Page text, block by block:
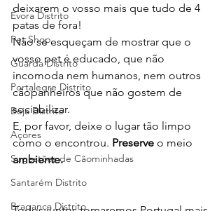
Évora Distrito
Pet Shop
Guarda Distrito
Portalegre Distrito
Beja Distrito
Açores
Sugestões de Cãominhadas
Santarém Distrito
Bragança Distrito
deixarem o vosso mais que tudo de 4
patas de fora!
Não se esqueçam de mostrar que o
vosso pet é educado, que não
incomoda nem humanos, nem outros
cãopanheiros que não gostem de
sociabilizar.
E, por favor, deixe o lugar tão limpo
como o encontrou. Preserve o meio
ambiente.